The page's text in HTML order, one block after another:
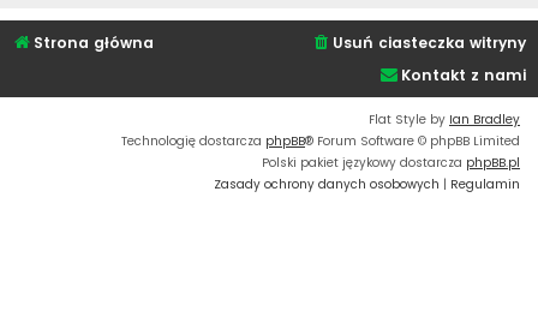
Strona główna
Usuń ciasteczka witryny
Kontakt z nami
Flat Style by Ian Bradley
Technologię dostarcza phpBB® Forum Software © phpBB Limited
Polski pakiet językowy dostarcza phpBB.pl
Zasady ochrony danych osobowych | Regulamin